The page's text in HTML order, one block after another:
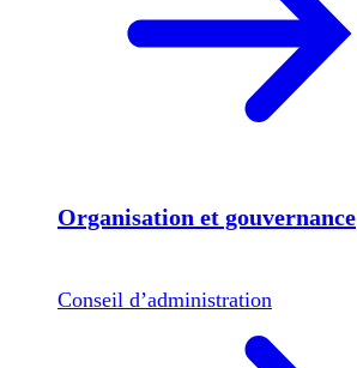
Organisation et gouvernance
Conseil d’administration